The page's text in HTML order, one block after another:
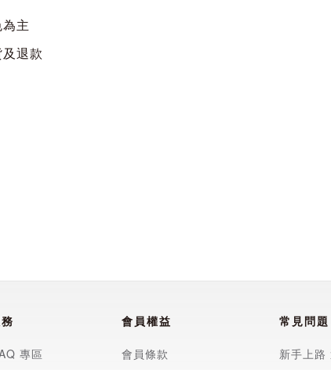
主
退款
專區
會員權益
會員條款
常見問題
新手上路